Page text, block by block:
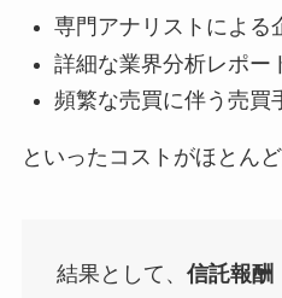
専門アナリストによる
詳細な業界分析レポー
頻繁な売買に伴う売買
といったコストがほとん
結果として、 信託報酬